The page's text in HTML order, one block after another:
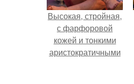
Высокая, стройная,
с фарфоровой
кожей и тонкими
аристократичными